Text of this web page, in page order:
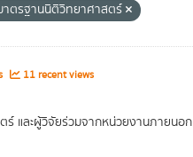
าตรฐานนิติวิทยาศาสตร์
11 recent views
และผู้วิจัยร่วมจากหน่วยงานภายนอก